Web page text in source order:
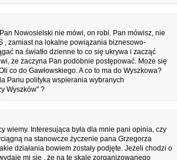
Nowosielski nie mówi, on robi. Pan mówisz, nie
, zamiast na lokalne powiązania biznesowo-
na światło dzienne to co się ukrywa i zacząć
że zaczyna Pan podobnie postępować. Może się
co do Gawłowskiego. A co to ma do Wyszkowa?
Panu polityka wspierania wybranych
Wyszków" ?
wiemy. Interesująca była dla mnie pani opinia, czy
na stanowcze życzenie pana Grzegorza
działania bowiem zostały podjęte. Jeżeli chodzi o
mi się , że na tę skalę zorganizowanego